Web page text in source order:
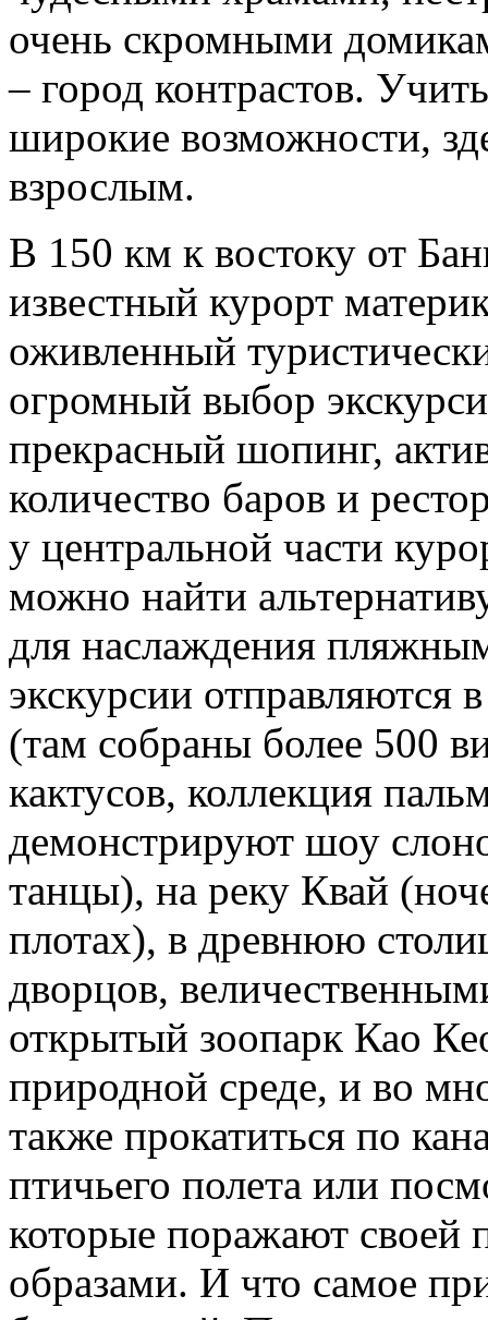
очень скромными
– город контрастов.
широкие возможности,
взрослым.
В 150 км к востоку от
известный курорт
оживленный
огромный выбор
прекрасный шопинг,
количество баров и
у центральной части
можно найти
для наслаждения
экскурсии отправляются
(там собраны более 500
кактусов, коллекция
демонстрируют шоу
танцы), на реку Квай
плотах), в древнюю
дворцов,
открытый зоопарк Као
природной среде, и во
также прокатиться по
птичьего полета или
которые поражают своей
образами. И что самое